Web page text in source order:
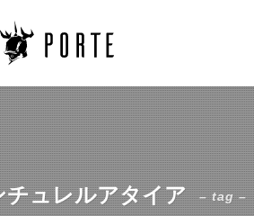
チュレルアタイア – tag –